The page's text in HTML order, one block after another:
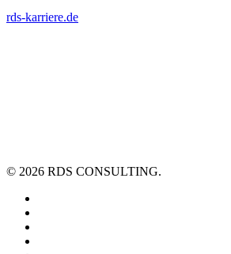
rds-karriere.de
© 2026 RDS CONSULTING.